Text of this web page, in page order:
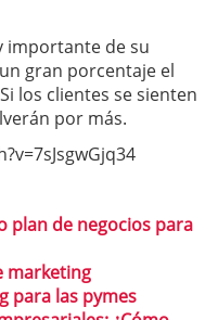
importante de su
gran porcentaje el
los clientes se sienten
por más.
plan de negocios para
marketing
para las pymes